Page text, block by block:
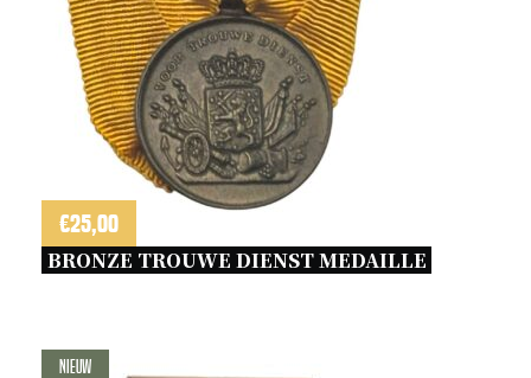
€25,00
BRONZE TROUWE DIENST MEDAILLE
Nieuw